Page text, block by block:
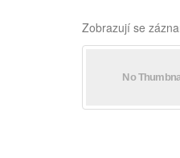
Zobrazují se